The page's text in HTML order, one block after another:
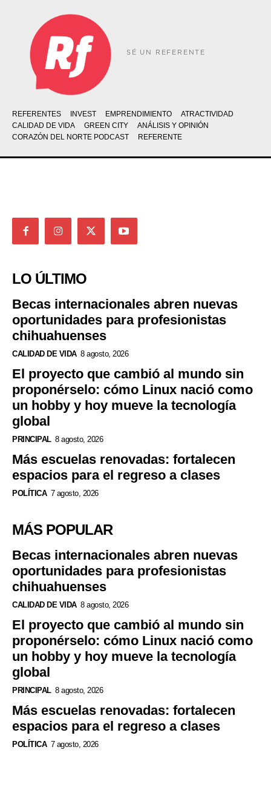
SÉ UN REFERENTE
REFERENTES INVEST EMPRENDIMIENTO
ATRACTIVIDAD
CALIDAD DE VIDA
GREEN CITY
ANÁLISIS Y OPINIÓN
CORAZÓN DEL NORTE PODCAST
REFERENTE
LO ÚLTIMO
Becas internacionales abren nuevas
oportunidades para profesionistas
chihuahuenses
CALIDAD DE VIDA 8 agosto, 2026
El proyecto que cambió al mundo sin
proponérselo: cómo Linux nació como
un hobby y hoy mueve la tecnología
global
PRINCIPAL 8 agosto, 2026
Más escuelas renovadas: fortalecen
espacios para el regreso a clases
POLÍTICA 7 agosto, 2026
MÁS POPULAR
Becas internacionales abren nuevas
oportunidades para profesionistas
chihuahuenses
CALIDAD DE VIDA 8 agosto, 2026
El proyecto que cambió al mundo sin
proponérselo: cómo Linux nació como
un hobby y hoy mueve la tecnología
global
PRINCIPAL 8 agosto, 2026
Más escuelas renovadas: fortalecen
espacios para el regreso a clases
POLÍTICA 7 agosto, 2026